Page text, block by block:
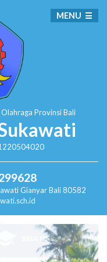
Provinsi Bali
Gianyar Bali 80582
MENU